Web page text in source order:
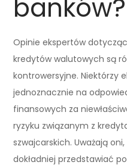
banków?
Opinie ekspertów
kredytów walutowych są
kontrowersyjne. Niektórzy
jednoznacznie na
finansowych za
ryzyku związanym z
szwajcarskich. Uważają
dokładniej przedstawiać